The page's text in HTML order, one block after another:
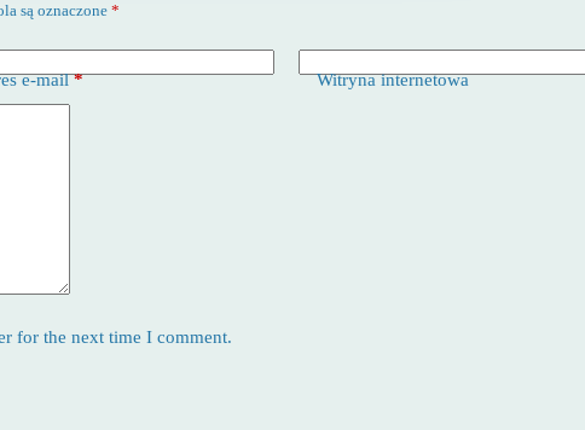
są oznaczone *
e-mail* Witryna internetowa
for the next time I comment.